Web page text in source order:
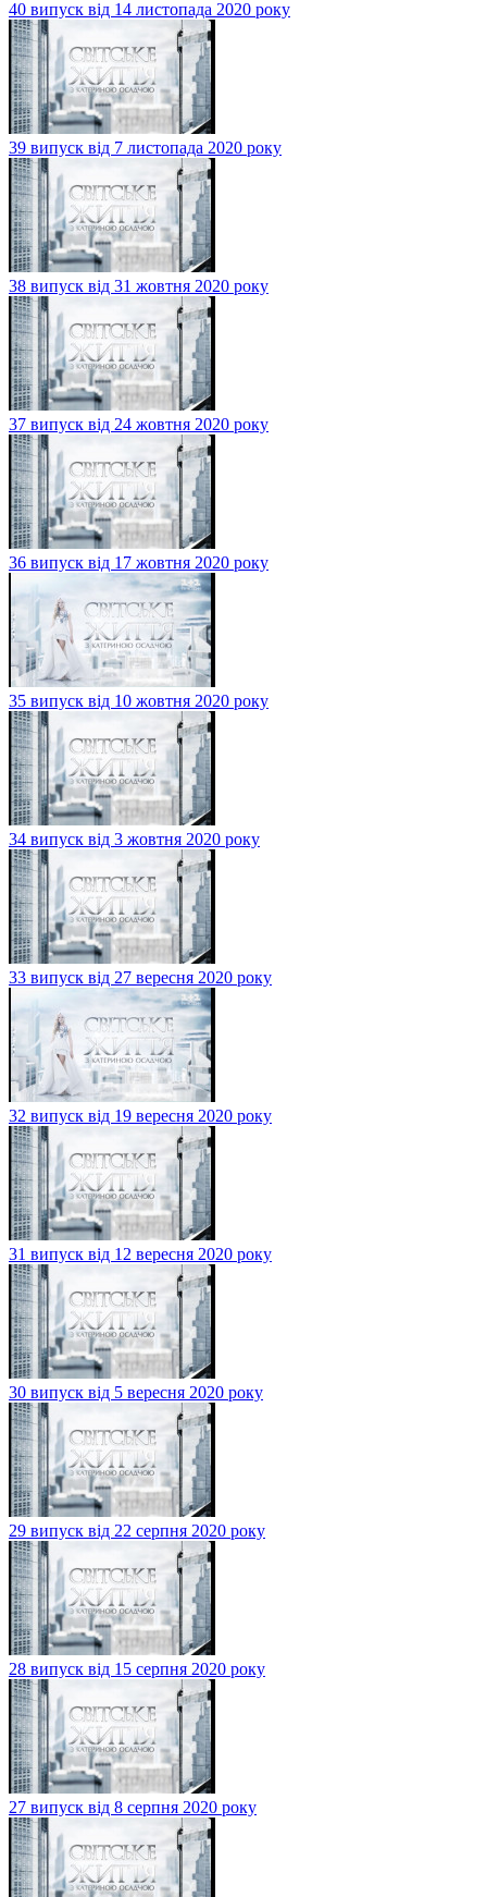
40 випуск від 14 листопада 2020 року
39 випуск від 7 листопада 2020 року
38 випуск від 31 жовтня 2020 року
37 випуск від 24 жовтня 2020 року
36 випуск від 17 жовтня 2020 року
35 випуск від 10 жовтня 2020 року
34 випуск від 3 жовтня 2020 року
33 випуск від 27 вересня 2020 року
32 випуск від 19 вересня 2020 року
31 випуск від 12 вересня 2020 року
30 випуск від 5 вересня 2020 року
29 випуск від 22 серпня 2020 року
28 випуск від 15 серпня 2020 року
27 випуск від 8 серпня 2020 року